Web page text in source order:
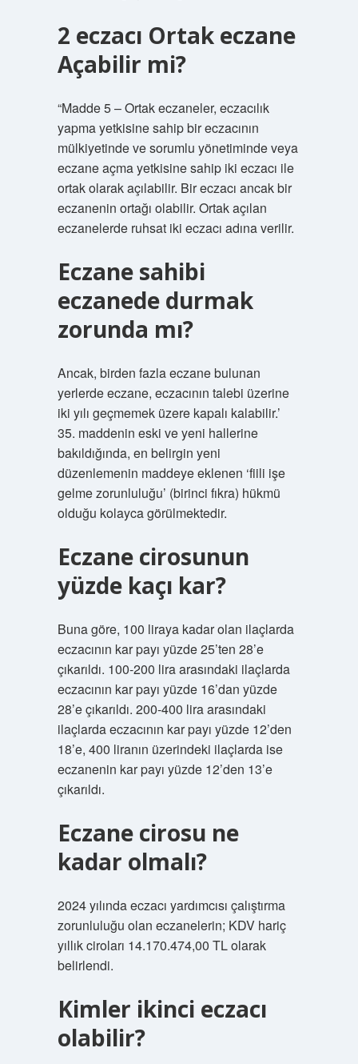
2 eczacı Ortak eczane
Açabilir mi?
“Madde 5 – Ortak eczaneler, eczacılık
yapma yetkisine sahip bir eczacının
mülkiyetinde ve sorumlu yönetiminde veya
eczane açma yetkisine sahip iki eczacı ile
ortak olarak açılabilir. Bir eczacı ancak bir
eczanenin ortağı olabilir. Ortak açılan
eczanelerde ruhsat iki eczacı adına verilir.
Eczane sahibi
eczanede durmak
zorunda mı?
Ancak, birden fazla eczane bulunan
yerlerde eczane, eczacının talebi üzerine
iki yılı geçmemek üzere kapalı kalabilir.’
35. maddenin eski ve yeni hallerine
bakıldığında, en belirgin yeni
düzenlemenin maddeye eklenen ‘fiili işe
gelme zorunluluğu’ (birinci fıkra) hükmü
olduğu kolayca görülmektedir.
Eczane cirosunun
yüzde kaçı kar?
Buna göre, 100 liraya kadar olan ilaçlarda
eczacının kar payı yüzde 25’ten 28’e
çıkarıldı. 100-200 lira arasındaki ilaçlarda
eczacının kar payı yüzde 16’dan yüzde
28’e çıkarıldı. 200-400 lira arasındaki
ilaçlarda eczacının kar payı yüzde 12’den
18’e, 400 liranın üzerindeki ilaçlarda ise
eczanenin kar payı yüzde 12’den 13’e
çıkarıldı.
Eczane cirosu ne
kadar olmalı?
2024 yılında eczacı yardımcısı çalıştırma
zorunluluğu olan eczanelerin; KDV hariç
yıllık ciroları 14.170.474,00 TL olarak
belirlendi.
Kimler ikinci eczacı
olabilir?